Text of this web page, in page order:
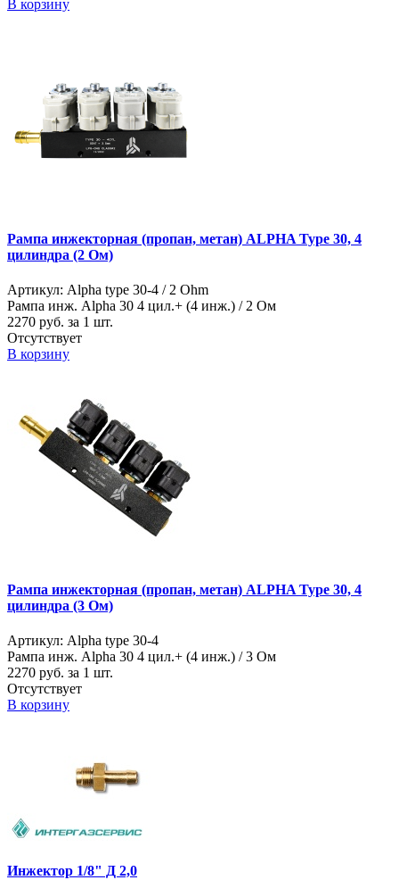
В корзину
Рампа инжекторная (пропан, метан) ALPHA Type 30, 4
цилиндра (2 Ом)
Артикул: Alpha type 30-4 / 2 Ohm
Рампа инж. Alpha 30 4 цил.+ (4 инж.) / 2 Ом
2270 руб. за 1 шт.
Отсутствует
В корзину
Рампа инжекторная (пропан, метан) ALPHA Type 30, 4
цилиндра (3 Ом)
Артикул: Alpha type 30-4
Рампа инж. Alpha 30 4 цил.+ (4 инж.) / 3 Ом
2270 руб. за 1 шт.
Отсутствует
В корзину
Инжектор 1/8" Д 2,0